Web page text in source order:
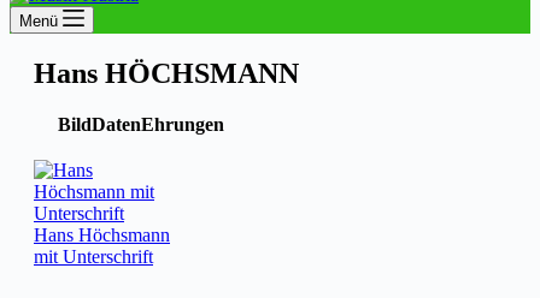
Menü
Hans HÖCHSMANN
BildDatenEhrungen
Hans Höchsmann
mit Unterschrift